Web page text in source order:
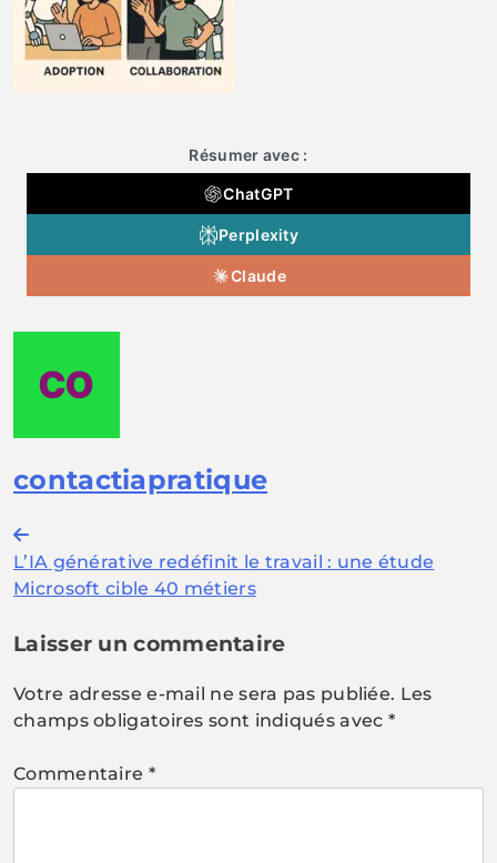
Résumer avec :
ChatGPT
Perplexity
Claude
contactiapratique
Navigation
de
L’IA générative redéfinit le travail : une étude
Microsoft cible 40 métiers
Laisser un commentaire
Votre adresse e-mail ne sera pas publiée. Les
champs obligatoires sont indiqués avec *
Commentaire *